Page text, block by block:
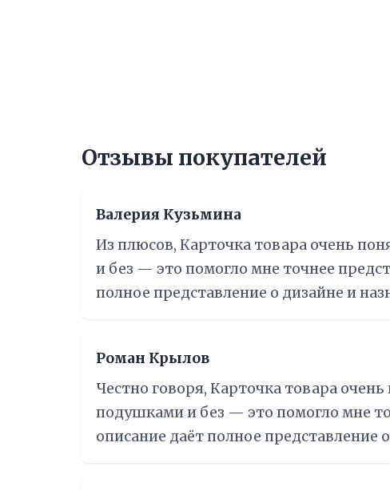
Отзывы покупателей
Валерия Кузьмина
Из плюсов, Карточка товара очень
и без — это помогло мне точнее
полное представление о дизайне и
Роман Крылов
Честно говоря, Карточка товара
подушками и без — это помогло мне
описание даёт полное представление